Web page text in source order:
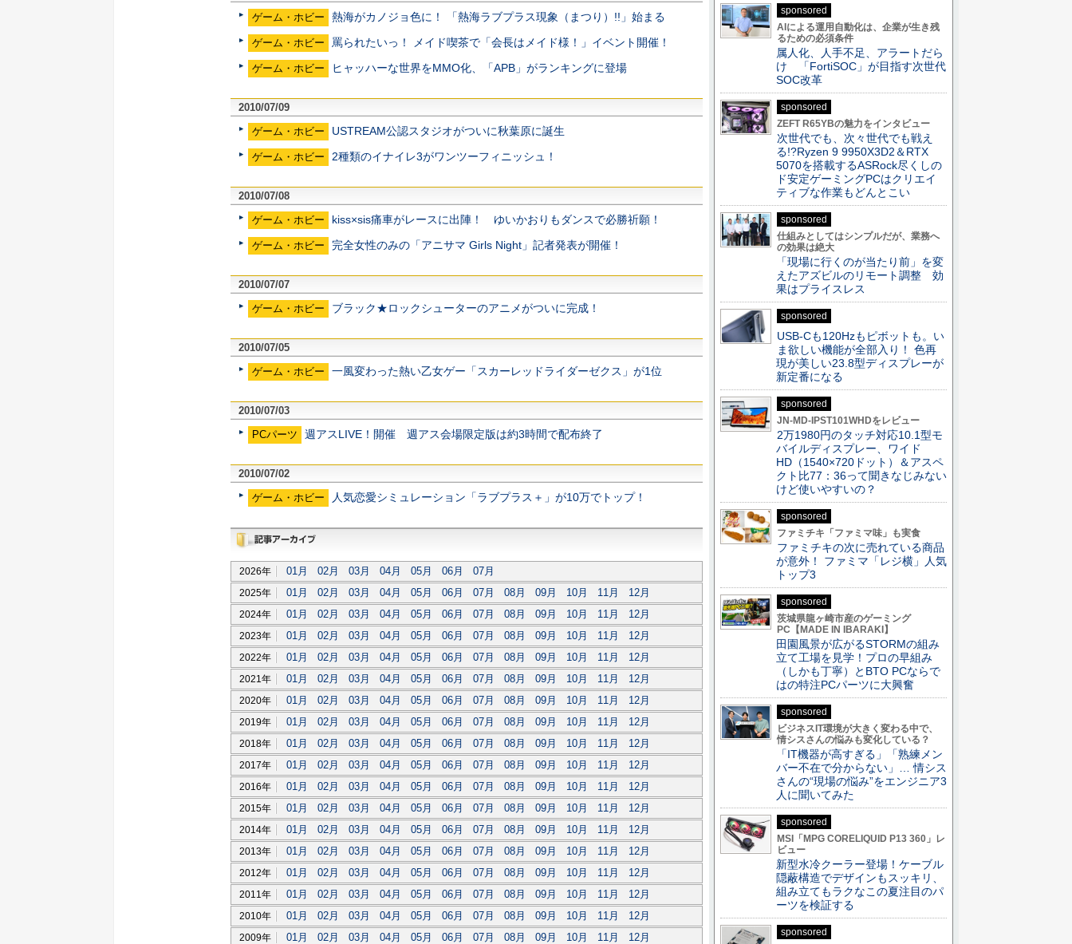
ゲーム・ホビー
熱海がカノジョ色に！ 「熱海ラブプラス現象（まつり）!!」始まる
ゲーム・ホビー 罵られたいっ！ メイド喫茶で「会長はメイド様！」イベント開催！
ゲーム・ホビー ヒャッハーな世界をMMO化、「APB」がランキングに登場
2010/07/09
ゲーム・ホビー
USTREAM公認スタジオがついに秋葉原に誕生
ゲーム・ホビー 2種類のイナイレ3がワンツーフィニッシュ！
2010/07/08
ゲーム・ホビー
kiss×sis痛車がレースに出陣！ ゆいかおりもダンスで必勝祈願！
ゲーム・ホビー 完全女性のみの「アニサマ Girls Night」記者発表が開催！
2010/07/07
ゲーム・ホビー
ブラック★ロックシューターのアニメがついに完成！
2010/07/05
ゲーム・ホビー
一風変わった熱い乙女ゲー「スカーレッドライダーゼクス」が1位
2010/07/03
PCパーツ
週アスLIVE！開催 週アス会場限定版は約3時間で配布終了
2010/07/02
ゲーム・ホビー
人気恋愛シミュレーション「ラブプラス＋」が10万でトップ！
過去記事アーカイブ
2026年
01月 02月 03月 04月 05月 06月 07月
2025年 01月 02月 03月 04月 05月 06月 07月 08月 09月 10月 11月 12月
2024年 01月 02月 03月 04月 05月 06月 07月 08月 09月 10月 11月 12月
2023年 01月 02月 03月 04月 05月 06月 07月 08月 09月 10月 11月 12月
2022年 01月 02月 03月 04月 05月 06月 07月 08月 09月 10月 11月 12月
2021年 01月 02月 03月 04月 05月 06月 07月 08月 09月 10月 11月 12月
2020年 01月 02月 03月 04月 05月 06月 07月 08月 09月 10月 11月 12月
2019年 01月 02月 03月 04月 05月 06月 07月 08月 09月 10月 11月 12月
2018年 01月 02月 03月 04月 05月 06月 07月 08月 09月 10月 11月 12月
2017年 01月 02月 03月 04月 05月 06月 07月 08月 09月 10月 11月 12月
2016年 01月 02月 03月 04月 05月 06月 07月 08月 09月 10月 11月 12月
2015年 01月 02月 03月 04月 05月 06月 07月 08月 09月 10月 11月 12月
2014年 01月 02月 03月 04月 05月 06月 07月 08月 09月 10月 11月 12月
2013年 01月 02月 03月 04月 05月 06月 07月 08月 09月 10月 11月 12月
2012年 01月 02月 03月 04月 05月 06月 07月 08月 09月 10月 11月 12月
2011年 01月 02月 03月 04月 05月 06月 07月 08月 09月 10月 11月 12月
2010年 01月 02月 03月 04月 05月 06月 07月 08月 09月 10月 11月 12月
2009年 01月 02月 03月 04月 05月 06月 07月 08月 09月 10月 11月 12月
sponsored
AIによる運用自動化は、企業が生き残
るための必須条件
属人化、人手不足、アラートだら
け 「FortiSOC」が目指す次世代
SOC改革
sponsored
ZEFT R65YBの魅力をインタビュー
次世代でも、次々世代でも戦え
る!?Ryzen 9 9950X3D2＆RTX
5070を搭載するASRock尽くしの
ド安定ゲーミングPCはクリエイ
ティブな作業もどんとこい
sponsored
仕組みとしてはシンプルだが、業務へ
の効果は絶大
「現場に行くのが当たり前」を変
えたアズビルのリモート調整 効
果はプライスレス
sponsored
USB-Cも120Hzもピボットも。い
ま欲しい機能が全部入り！ 色再
現が美しい23.8型ディスプレーが
新定番になる
sponsored
JN-MD-IPST101WHDをレビュー
2万1980円のタッチ対応10.1型モ
バイルディスプレー、ワイド
HD（1540×720ドット）＆アスペ
クト比77：36って聞きなじみない
けど使いやすいの？
sponsored
ファミチキ「ファミマ味」も実食
ファミチキの次に売れている商品
が意外！ ファミマ「レジ横」人気
トップ3
sponsored
茨城県龍ヶ崎市産のゲーミング
PC【MADE IN IBARAKI】
田園風景が広がるSTORMの組み
立て工場を見学！プロの早組み
（しかも丁寧）とBTO PCならで
はの特注PCパーツに大興奮
sponsored
ビジネスIT環境が大きく変わる中で、
情シスさんの悩みも変化している？
「IT機器が高すぎる」「熟練メン
バー不在で分からない」… 情シス
さんの“現場の悩み”をエンジニア3
人に聞いてみた
sponsored
MSI「MPG CORELIQUID P13 360」レ
ビュー
新型水冷クーラー登場！ケーブル
隠蔽構造でデザインもスッキリ、
組み立てもラクなこの夏注目のパ
ーツを検証する
sponsored